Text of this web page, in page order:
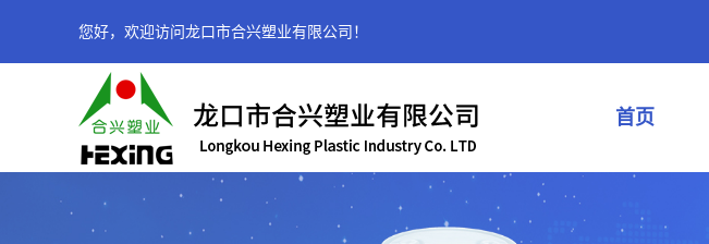
您好，欢迎访问龙口市合兴塑业有限公司！
首页